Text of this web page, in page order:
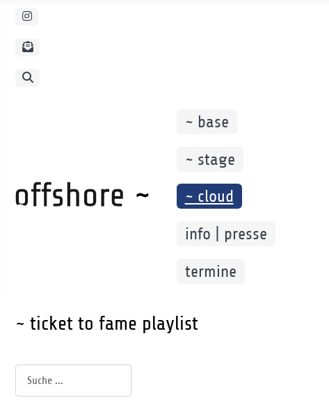
~ base
~ stage
~ cloud
info | presse
termine
~ ticket to fame playlist